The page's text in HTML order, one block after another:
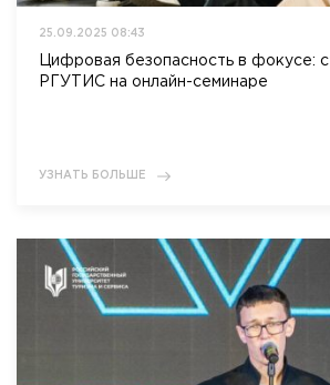
25.09.2025 08:43
Цифровая безопасность в фокусе:
РГУТИС на онлайн-семинаре
УЗНАТЬ БОЛЬШЕ